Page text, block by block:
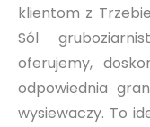
klientom z
Sól
oferujemy,
odpowiednia
wysiewaczy. To